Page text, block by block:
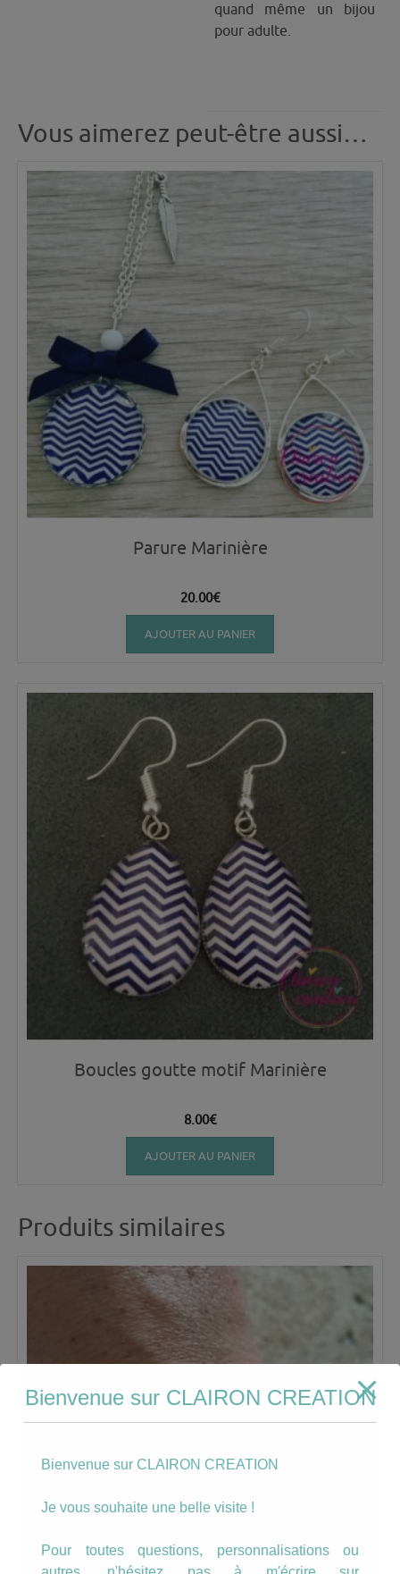
quand même un bijou
pour adulte.
Vous aimerez peut-être aussi…
Parure Marinière
20.00€
AJOUTER AU PANIER
Boucles goutte motif Marinière
8.00€
AJOUTER AU PANIER
Produits similaires
Bienvenue sur CLAIRON CREATION
Bienvenue sur CLAIRON CREATION
Je vous souhaite une belle visite !
Pour toutes questions, personnalisations ou